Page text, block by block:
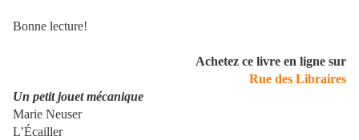
Bonne lecture!
Achetez ce livre en ligne sur
Rue des Libraires
Un petit jouet mécanique
Marie Neuser
L’Écailler